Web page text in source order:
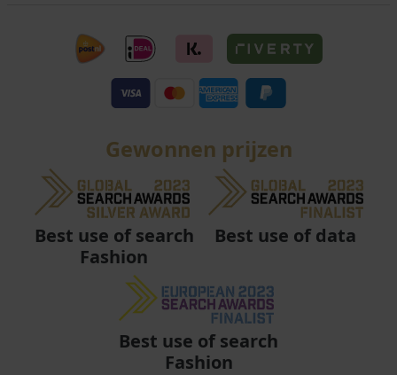
Gewonnen prijzen
Best use of search
Fashion
Best use of data
Best use of search
Fashion